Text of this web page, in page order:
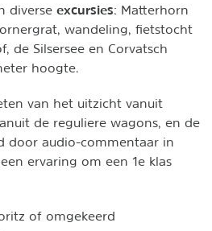
diverse excursies: Matterhorn
wandeling, fietstocht
de Silsersee en Corvatsch
hoogte.
van het uitzicht vanuit
de reguliere wagons, en de
door audio-commentaar in
ervaring om een 1e klas
of omgekeerd